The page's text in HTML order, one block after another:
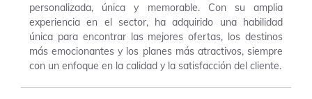
personalizada, única y memorable. Con su amplia
experiencia en el sector, ha adquirido una habilidad
única para encontrar las mejores ofertas, los destinos
más emocionantes y los planes más atractivos, siempre
con un enfoque en la calidad y la satisfacción del cliente.